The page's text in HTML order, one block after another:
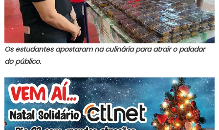
Os estudantes apostaram na culinária para atrair o paladar
do público.